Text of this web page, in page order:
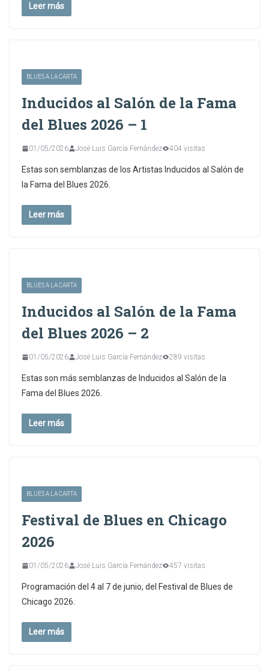
Leer más
BLUES A LA CARTA
Inducidos al Salón de la Fama
del Blues 2026 – 1
01/05/2026 José Luis García Fernández 404 visitas
Estas son semblanzas de los Artistas Inducidos al Salón de
la Fama del Blues 2026.
Leer más
BLUES A LA CARTA
Inducidos al Salón de la Fama
del Blues 2026 – 2
01/05/2026 José Luis García Fernández 289 visitas
Estas son más semblanzas de Inducidos al Salón de la
Fama del Blues 2026.
Leer más
BLUES A LA CARTA
Festival de Blues en Chicago
2026
01/05/2026 José Luis García Fernández 457 visitas
Programación del 4 al 7 de junio, del Festival de Blues de
Chicago 2026.
Leer más